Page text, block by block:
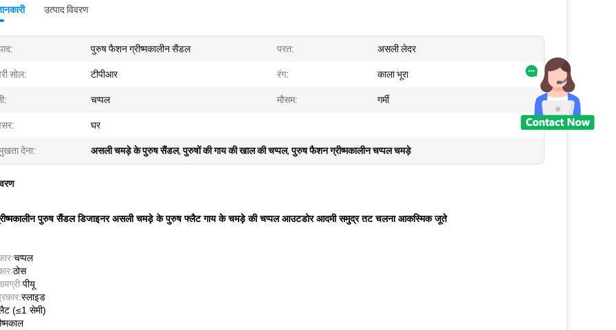
उत्पाद विवरण
पुरुष फैशन ग्रीष्मकालीन सैंडल परत: असली लेदर
सोल: टीपीआर रंग: काला भूरा
चप्पल मौसम: गर्मी
घर
देना: असली चमड़े के पुरुष सैंडल,पुरुषों की गाय की खाल की चप्पल,पुरुष फैशन ग्रीष्मकालीन चप्पल चमड़े
पुरुष सैंडल डिजाइनर असली चमड़े के पुरुष फ्लैट गाय के चमड़े की चप्पल आउटडोर आदमी समुद्र तट चलना आकस्मिक जूते
चप्पल
ठोस
पीयू
स्लाइड
(≤1 सेमी)